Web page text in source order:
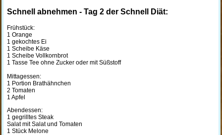
Schnell abnehmen - Tag 2 der Schnell Diät:
Frühstück:
1 Orange
1 gekochtes Ei
1 Scheibe Käse
1 Scheibe Vollkornbrot
1 Tasse Tee ohne Zucker oder mit Süßstoff
Mittagessen:
1 Portion Brathähnchen
2 Tomaten
1 Apfel
Abendessen:
1 gegrilltes Steak
Salat mit Salat und Tomaten
1 Stück Melone